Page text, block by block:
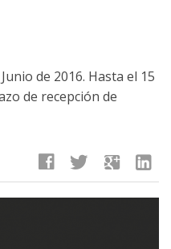
de 2016. Hasta el 15
de recepción de
facebook twitter google linkedin